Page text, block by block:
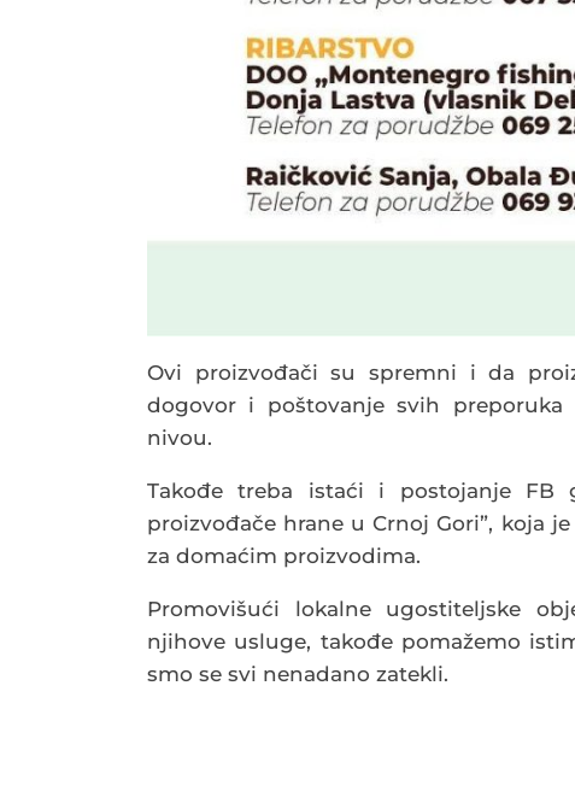
Ovi proizvođači su spremni i da
dogovor i poštovanje svih
nivou.
Takođe treba istaći i postojanje FB
proizvođače hrane u Crnoj Gori”, koja
za domaćim proizvodima.
Promovišući lokalne ugostiteljske
njihove usluge, takođe pomažemo
smo se svi nenadano zatekli.